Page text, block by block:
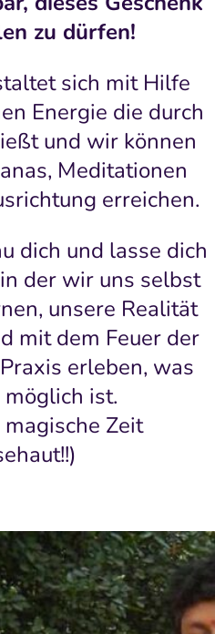
zu dürfen!
sich mit Hilfe
Energie die durch
und wir können
Meditationen
erreichen.
dich und lasse dich
der wir uns selbst
unsere Realität
mit dem Feuer der
erleben, was
ist.
Zeit